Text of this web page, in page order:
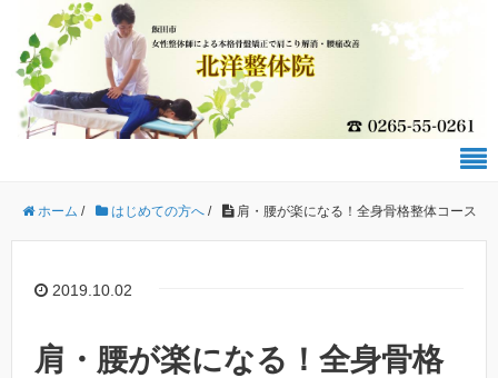
ホーム / はじめての方へ / 肩・腰が楽になる！全身骨格整体コース
2019.10.02
肩・腰が楽になる！全身骨格